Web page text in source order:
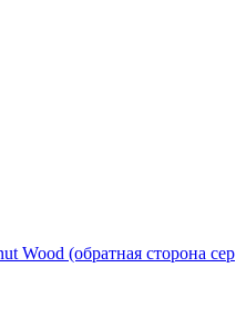
Wood (обратная сторона сер